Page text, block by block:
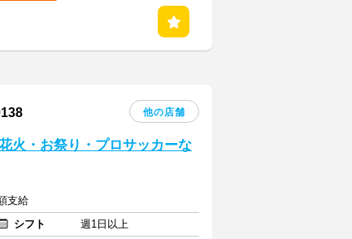
他の店舗
火・お祭り・プロサッカーな
支給
シフト
週1日以上